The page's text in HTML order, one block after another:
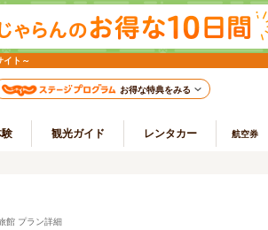
イト～
お得な特典をみる
観光ガイド レンタカー 航空券
館 プラン詳細